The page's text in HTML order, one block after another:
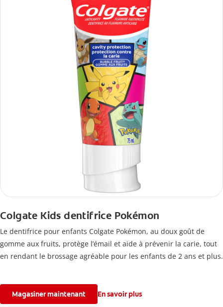
Colgate Kids dentifrice Pokémon
Le dentifrice pour enfants Colgate Pokémon, au doux goût de
gomme aux fruits, protège l’émail et aide à prévenir la carie, tout
en rendant le brossage agréable pour les enfants de 2 ans et plus.
Magasiner maintenant En savoir plus